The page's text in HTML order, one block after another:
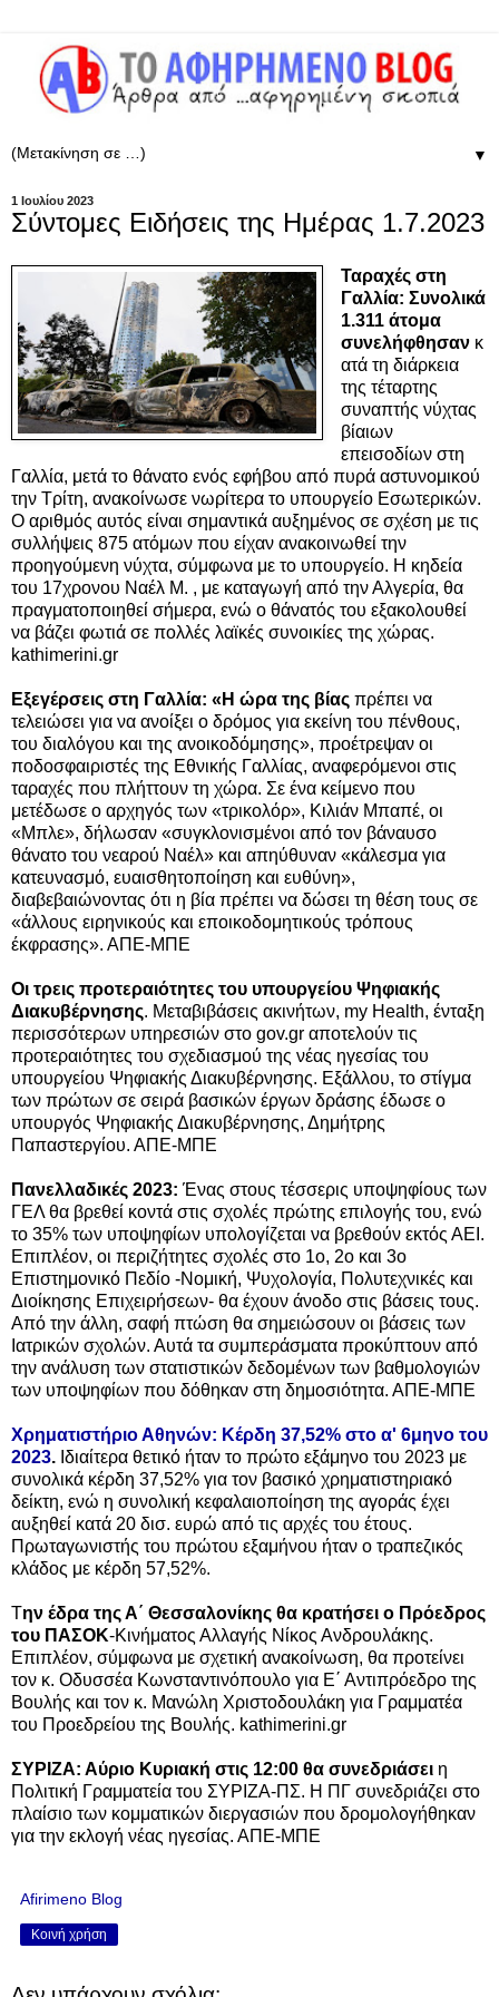
▼
1 Ιουλίου 2023
Σύντομες Ειδήσεις της Ημέρας 1.7.2023
Ταραχές στη
Γαλλία: Συνολικά
1.311 άτομα
συνελήφθησαν κ
ατά τη διάρκεια
της τέταρτης
συναπτής νύχτας
βίαιων
επεισοδίων στη
Γαλλία, μετά το θάνατο ενός εφήβου από πυρά αστυνομικού
την Τρίτη, ανακοίνωσε νωρίτερα το υπουργείο Εσωτερικών.
Ο αριθμός αυτός είναι σημαντικά αυξημένος σε σχέση με τις
συλλήψεις 875 ατόμων που είχαν ανακοινωθεί την
προηγούμενη νύχτα, σύμφωνα με το υπουργείο. Η κηδεία
του 17χρονου Ναέλ Μ. , με καταγωγή από την Αλγερία, θα
πραγματοποιηθεί σήμερα, ενώ ο θάνατός του εξακολουθεί
να βάζει φωτιά σε πολλές λαϊκές συνοικίες της χώρας.
kathimerini.gr
Εξεγέρσεις στη Γαλλία: «Η ώρα της βίας πρέπει να
τελειώσει για να ανοίξει ο δρόμος για εκείνη του πένθους,
του διαλόγου και της ανοικοδόμησης», προέτρεψαν οι
ποδοσφαιριστές της Εθνικής Γαλλίας, αναφερόμενοι στις
ταραχές που πλήττουν τη χώρα. Σε ένα κείμενο που
μετέδωσε ο αρχηγός των «τρικολόρ», Κιλιάν Μπαπέ, οι
«Μπλε», δήλωσαν «συγκλονισμένοι από τον βάναυσο
θάνατο του νεαρού Ναέλ» και απηύθυναν «κάλεσμα για
κατευνασμό, ευαισθητοποίηση και ευθύνη»,
διαβεβαιώνοντας ότι η βία πρέπει να δώσει τη θέση τους σε
«άλλους ειρηνικούς και εποικοδομητικούς τρόπους
έκφρασης». ΑΠΕ-ΜΠΕ
Οι τρεις προτεραιότητες του υπουργείου Ψηφιακής
Διακυβέρνησης. Μεταβιβάσεις ακινήτων, my Health, ένταξη
περισσότερων υπηρεσιών στο gov.gr αποτελούν τις
προτεραιότητες του σχεδιασμού της νέας ηγεσίας του
υπουργείου Ψηφιακής Διακυβέρνησης. Εξάλλου, το στίγμα
των πρώτων σε σειρά βασικών έργων δράσης έδωσε ο
υπουργός Ψηφιακής Διακυβέρνησης, Δημήτρης
Παπαστεργίου. ΑΠΕ-ΜΠΕ
Πανελλαδικές 2023: Ένας στους τέσσερις υποψηφίους των
ΓΕΛ θα βρεθεί κοντά στις σχολές πρώτης επιλογής του, ενώ
το 35% των υποψηφίων υπολογίζεται να βρεθούν εκτός ΑΕΙ.
Επιπλέον, οι περιζήτητες σχολές στο 1ο, 2ο και 3ο
Επιστημονικό Πεδίο -Νομική, Ψυχολογία, Πολυτεχνικές και
Διοίκησης Επιχειρήσεων- θα έχουν άνοδο στις βάσεις τους.
Από την άλλη, σαφή πτώση θα σημειώσουν οι βάσεις των
Ιατρικών σχολών. Αυτά τα συμπεράσματα προκύπτουν από
την ανάλυση των στατιστικών δεδομένων των βαθμολογιών
των υποψηφίων που δόθηκαν στη δημοσιότητα. ΑΠΕ-ΜΠΕ
Χρηματιστήριο Αθηνών: Κέρδη 37,52% στο α' 6μηνο του
2023. Ιδιαίτερα θετικό ήταν το πρώτο εξάμηνο του 2023 με
συνολικά κέρδη 37,52% για τον βασικό χρηματιστηριακό
δείκτη, ενώ η συνολική κεφαλαιοποίηση της αγοράς έχει
αυξηθεί κατά 20 δισ. ευρώ από τις αρχές του έτους.
Πρωταγωνιστής του πρώτου εξαμήνου ήταν ο τραπεζικός
κλάδος με κέρδη 57,52%.
Την έδρα της Α΄ Θεσσαλονίκης θα κρατήσει ο Πρόεδρος
του ΠΑΣΟΚ-Κινήματος Αλλαγής Νίκος Ανδρουλάκης.
Επιπλέον, σύμφωνα με σχετική ανακοίνωση, θα προτείνει
τον κ. Οδυσσέα Κωνσταντινόπουλο για Ε΄ Αντιπρόεδρο της
Βουλής και τον κ. Μανώλη Χριστοδουλάκη για Γραμματέα
του Προεδρείου της Βουλής. kathimerini.gr
ΣΥΡΙΖΑ: Αύριο Κυριακή στις 12:00 θα συνεδριάσει η
Πολιτική Γραμματεία του ΣΥΡΙΖΑ-ΠΣ. Η ΠΓ συνεδριάζει στο
πλαίσιο των κομματικών διεργασιών που δρομολογήθηκαν
για την εκλογή νέας ηγεσίας. ΑΠΕ-ΜΠΕ
Afirimeno Blog
Κοινή χρήση